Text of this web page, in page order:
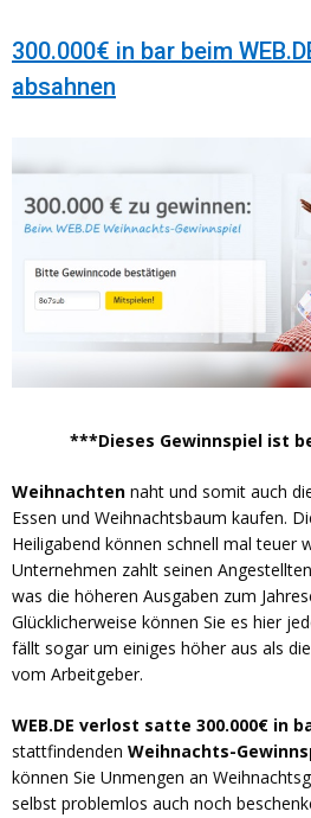
300.000€ in bar beim
absahnen
***Dieses Gewinnspiel ist
Weihnachten naht und somit auch
Essen und Weihnachtsbaum kaufen.
Heiligabend können schnell mal teuer
Unternehmen zahlt seinen
was die höheren Ausgaben zum
Glücklicherweise können Sie es hier
fällt sogar um einiges höher aus als
vom Arbeitgeber.
WEB.DE verlost satte 300.000€ in
stattfindenden Weihnachts-
können Sie Unmengen an
selbst problemlos auch noch